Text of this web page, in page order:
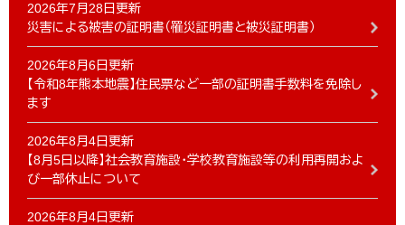
2026年7月28日更新
災害による被害の証明書（罹災証明書と被災証明書）
2026年8月6日更新
【令和8年熊本地震】住民票など一部の証明書手数料を免除し
ます
2026年8月4日更新
【8月5日以降】社会教育施設・学校教育施設等の利用再開およ
び一部休止について
2026年8月4日更新